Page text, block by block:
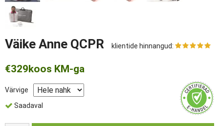
Väike Anne QCPR klientide hinnangud:
€329koos KM-ga
Värvige
Saadaval